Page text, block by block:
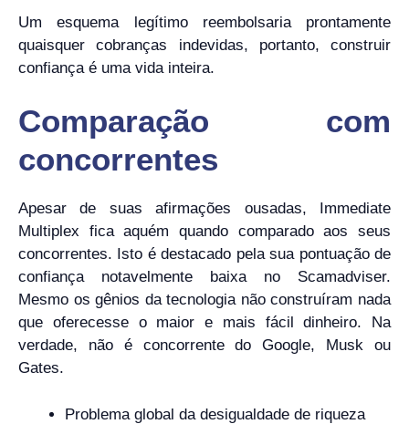
Um esquema legítimo reembolsaria prontamente
quaisquer cobranças indevidas, portanto, construir
confiança é uma vida inteira.
Comparação com
concorrentes
Apesar de suas afirmações ousadas, Immediate
Multiplex fica aquém quando comparado aos seus
concorrentes. Isto é destacado pela sua pontuação de
confiança notavelmente baixa no Scamadviser.
Mesmo os gênios da tecnologia não construíram nada
que oferecesse o maior e mais fácil dinheiro. Na
verdade, não é concorrente do Google, Musk ou
Gates.
Problema global da desigualdade de riqueza